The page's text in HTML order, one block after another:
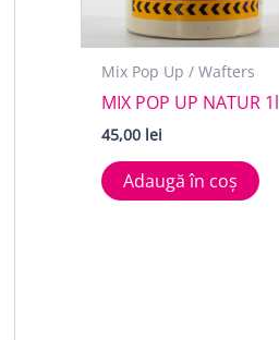
Mix Pop Up / Wafters
MIX POP UP NATUR 1l
45,00 lei
Adaugă în coș